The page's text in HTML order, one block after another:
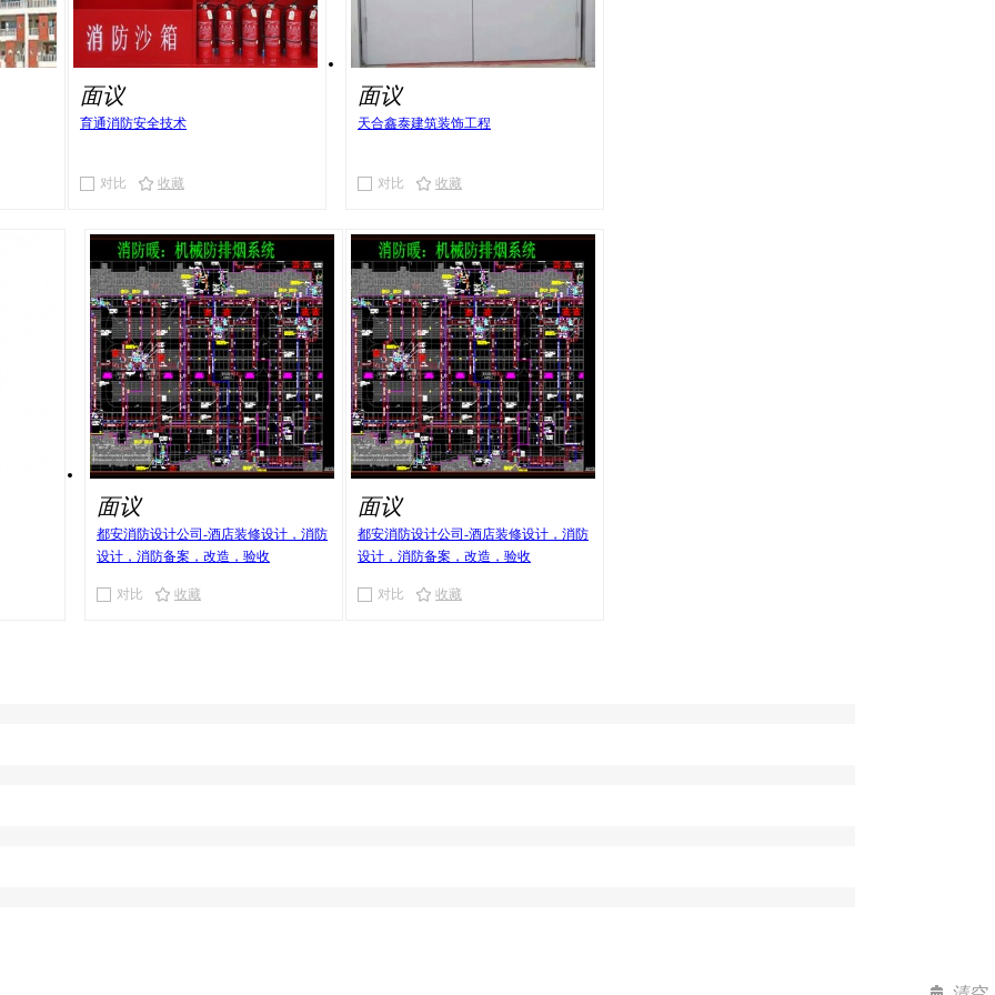
面议
育通消防安全技术
对比 收藏
面议
天合鑫泰建筑装饰工程
对比 收藏
面议
都安消防设计公司-酒店装修设计，消防
设计，消防备案，改造，验收
对比 收藏
面议
都安消防设计公司-酒店装修设计，消防
设计，消防备案，改造，验收
对比 收藏